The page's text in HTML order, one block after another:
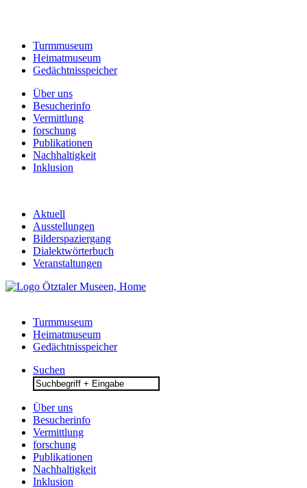
Turmmuseum
Heimatmuseum
Gedächtnisspeicher
Über uns
Besucherinfo
Vermittlung
forschung
Publikationen
Nachhaltigkeit
Inklusion
Aktuell
Ausstellungen
Bilderspaziergang
Dialektwörterbuch
Veranstaltungen
Turmmuseum
Heimatmuseum
Gedächtnisspeicher
Suchen
Search
for:
Über uns
Besucherinfo
Vermittlung
forschung
Publikationen
Nachhaltigkeit
Inklusion